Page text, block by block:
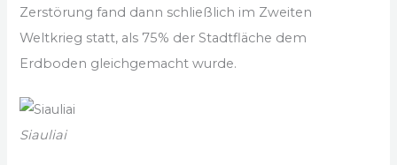
Zerstörung fand dann schließlich im Zweiten
Weltkrieg statt, als 75% der Stadtfläche dem
Erdboden gleichgemacht wurde.
Siauliai